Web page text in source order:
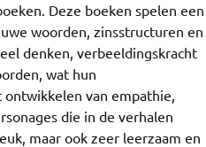
Deze boeken spelen een
woorden, zinsstructuren en
denken, verbeeldingskracht
wat hun
van empathie,
die in de verhalen
maar ook zeer leerzaam en